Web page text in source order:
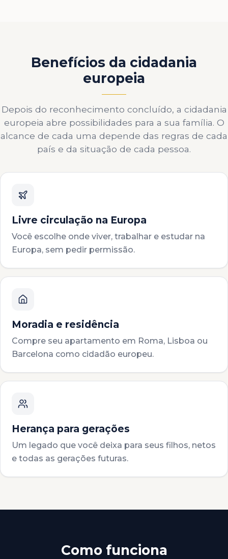
Benefícios da cidadania
europeia
Depois do reconhecimento concluído, a cidadania
europeia abre possibilidades para a sua família. O
alcance de cada uma depende das regras de cada
país e da situação de cada pessoa.
Livre circulação na Europa
Você escolhe onde viver, trabalhar e estudar na
Europa, sem pedir permissão.
Moradia e residência
Compre seu apartamento em Roma, Lisboa ou
Barcelona como cidadão europeu.
Herança para gerações
Um legado que você deixa para seus filhos, netos
e todas as gerações futuras.
Como funciona